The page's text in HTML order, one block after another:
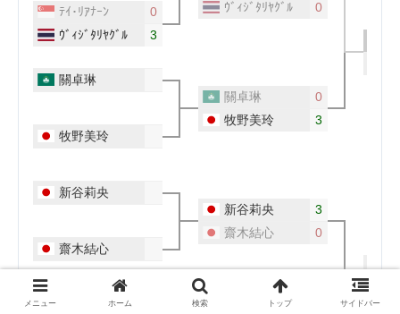
メニュー ホーム 検索 トップ サイドバー